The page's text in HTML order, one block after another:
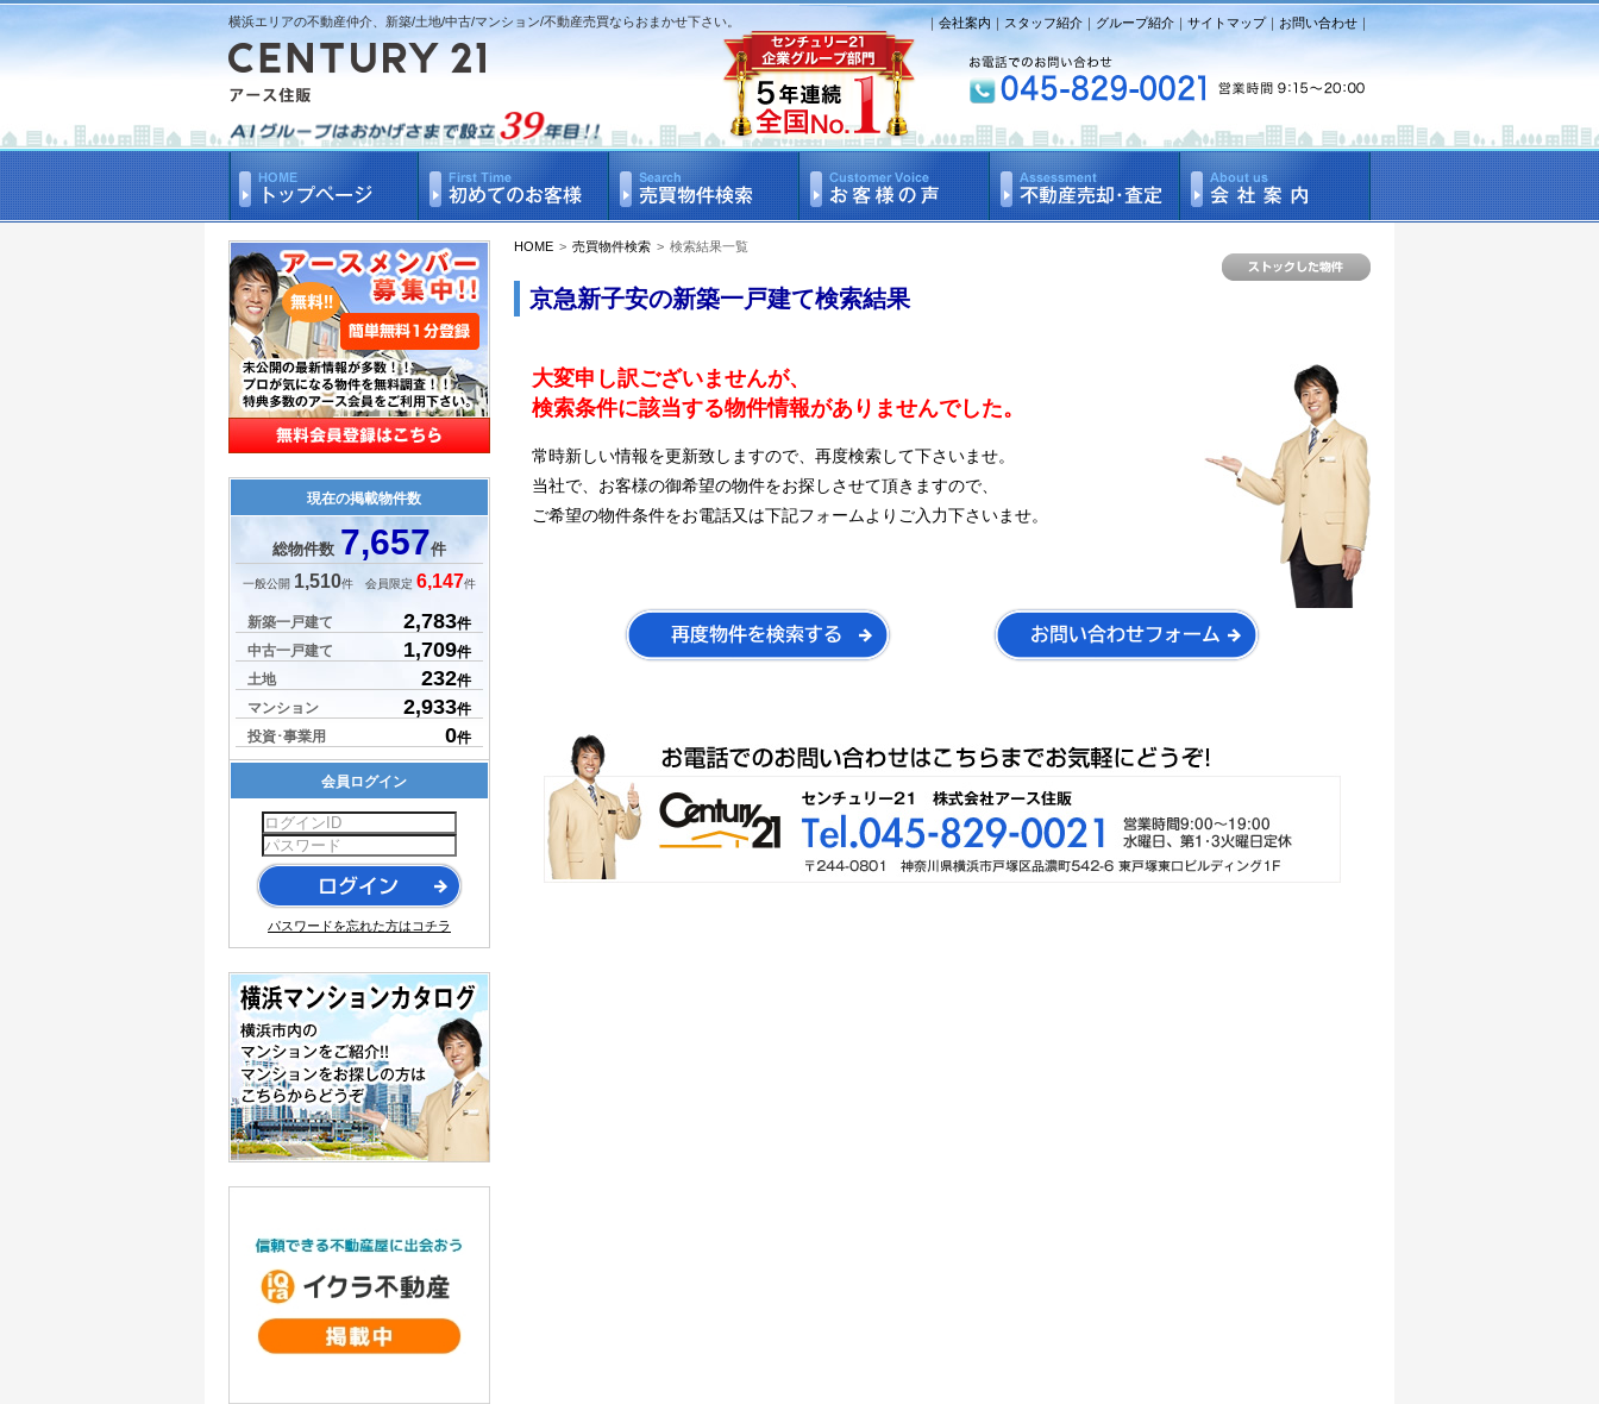
横浜エリアの不動産仲介、新築/土地/中古/マンション/不動産売買ならおまかせ下さい。 ｜会社案内 ｜スタッフ紹介 ｜ グループ紹介 ｜ サイトマップ｜ お問い合わせ ｜
HOME > 売買物件検索 > 検索結果一覧
京急新子安の新築一戸建て検索結果
大変申し訳ございませんが、
検索条件に該当する物件情報がありませんでした。
常時新しい情報を更新致しますので、再度検索して下さいませ。
当社で、お客様の御希望の物件をお探しさせて頂きますので、
ご希望の物件条件をお電話又は下記フォームよりご入力下さいませ。
現在の掲載物件数
総物件数 7,657件
一般公開 1,510件 会員限定 6,147件
新築一戸建て 2,783件
中古一戸建て
1,709件
土地
232件
マンション
2,933件
投資･事業用
0件
会員ログイン
パスワードを忘れた方はコチラ